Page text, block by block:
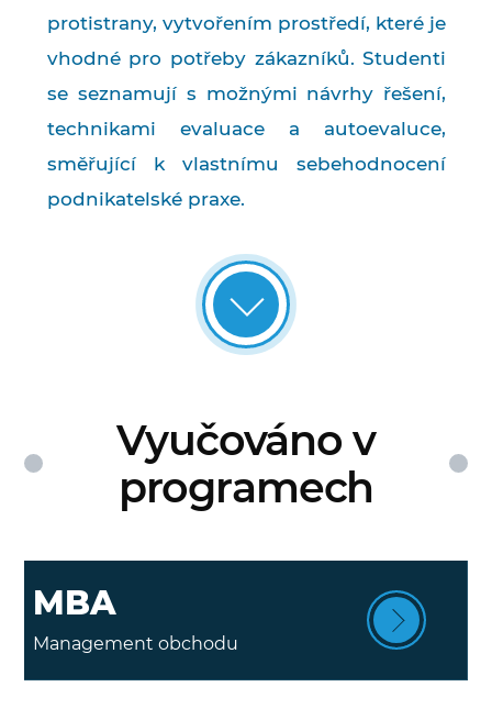
protistrany, vytvořením prostředí, které je
vhodné pro potřeby zákazníků. Studenti
se seznamují s možnými návrhy řešení,
technikami evaluace a autoevaluce,
směřující k vlastnímu sebehodnocení
podnikatelské praxe.
Vyučováno v
programech
MBA
Management obchodu